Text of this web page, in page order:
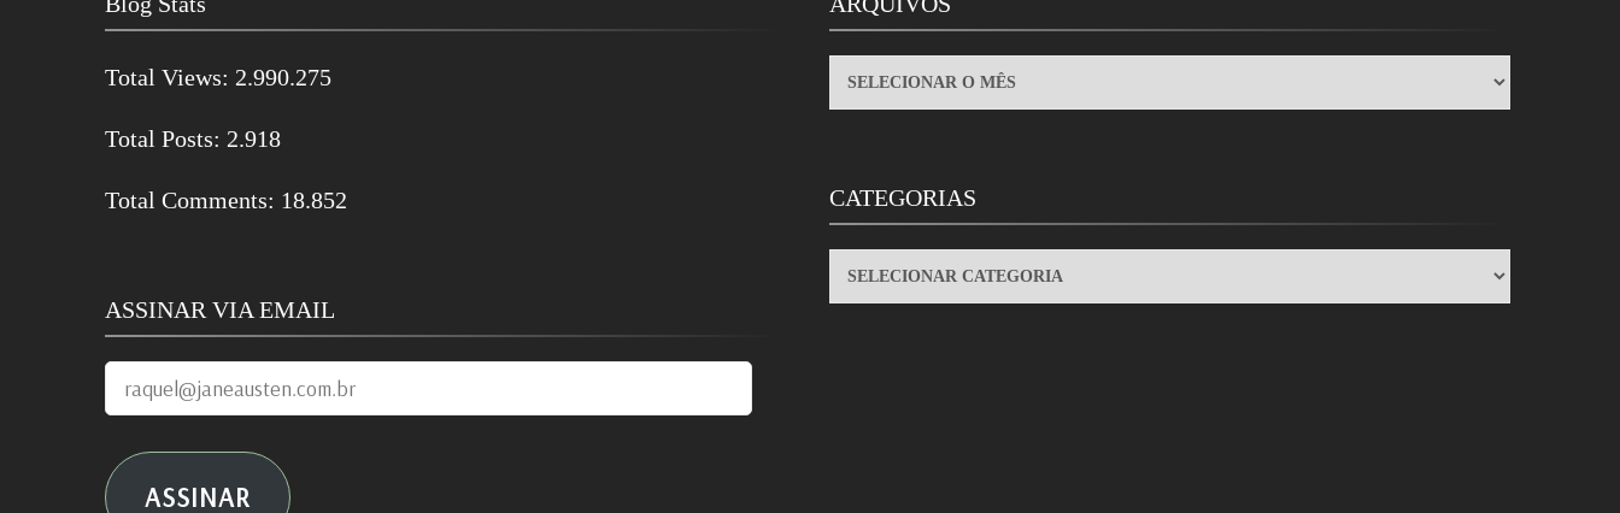
Total Views: 2.990.275
Total Posts: 2.918
Total Comments: 18.852
ASSINAR VIA EMAIL
raquel@janeausten.com.br
ASSINAR
ARQUIVOS
CATEGORIAS
CATEGORIAS